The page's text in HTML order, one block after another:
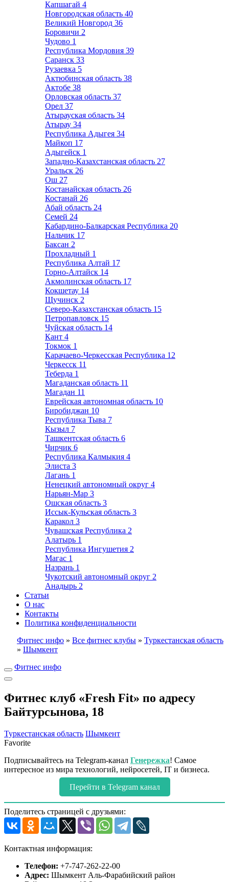
Капшагай 4
Новгородская область 40
Великий Новгород 36
Боровичи 2
Чудово 1
Республика Мордовия 39
Саранск 33
Рузаевка 5
Актюбинская область 38
Актобе 38
Орловская область 37
Орел 37
Атырауская область 34
Атырау 34
Республика Адыгея 34
Майкоп 17
Адыгейск 1
Западно-Казахстанская область 27
Уральск 26
Ош 27
Костанайская область 26
Костанай 26
Абай область 24
Семей 24
Кабардино-Балкарская Республика 20
Нальчик 17
Баксан 2
Прохладный 1
Республика Алтай 17
Горно-Алтайск 14
Акмолинская область 17
Кокшетау 14
Щучинск 2
Северо-Казахстанская область 15
Петропавловск 15
Чуйская область 14
Кант 4
Токмок 1
Карачаево-Черкесская Республика 12
Черкесск 11
Теберда 1
Магаданская область 11
Магадан 11
Еврейская автономная область 10
Биробиджан 10
Республика Тыва 7
Кызыл 7
Ташкентская область 6
Чирчик 6
Республика Калмыкия 4
Элиста 3
Лагань 1
Ненецкий автономный округ 4
Нарьян-Мар 3
Ошская область 3
Иссык-Кульская область 3
Каракол 3
Чувашская Республика 2
Алатырь 1
Республика Ингушетия 2
Магас 1
Назрань 1
Чукотский автономный округ 2
Анадырь 2
Статьи
О нас
Контакты
Политика конфиденциальности
Фитнес инфо » Все фитнес клубы » Туркестанская область
» Шымкент
Фитнес инфо
Фитнес клуб «Fresh Fit» по адресу
Байтурсынова, 18
Туркестанская область Шымкент
Favorite
Подписывайтесь на Telegram-канал Генережка! Самое
интересное из мира технологий, нейросетей, IT и бизнеса.
Перейти в Telegram канал
Поделитесь страницей с друзьями:
Контактная информация:
Телефон: +7-747-262-22-00
Адрес: Шымкент Аль-Фарабийский район